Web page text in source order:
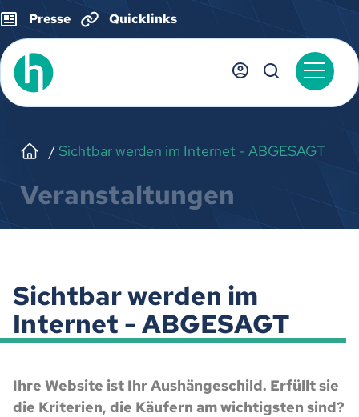
Presse Quicklinks
Sichtbar werden im Internet - ABGESAGT
Veranstaltungen
Sichtbar werden im
Internet - ABGESAGT
Ihre Website ist Ihr Aushängeschild. Erfüllt sie
die Kriterien, die Käufern am wichtigsten sind?